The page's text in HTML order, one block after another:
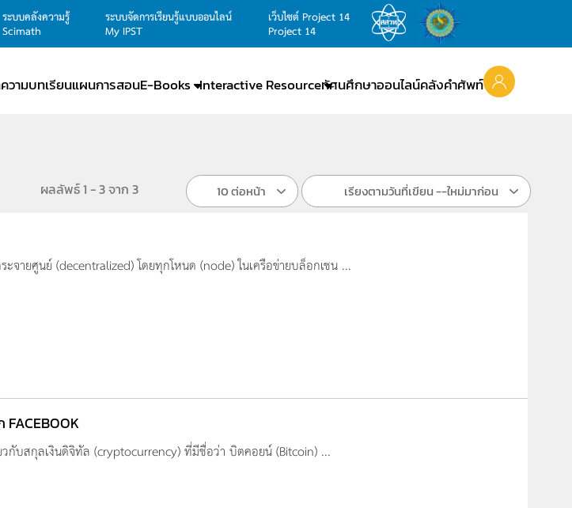
ระบบคลังความรู้
Scimath
ระบบจัดการเรียนรู้แบบออนไลน์
My IPST
เว็บไซต์ Project 14
Project 14
วามบทเรียนแผนการสอนE-Books Interactive Resourceทัศนศึกษาออนไลน์คลังคำศัพท์
ผลลัพธ์ 1 - 3 จาก 3 10 ต่อหน้า เรียงตามวันที่เขียน --ใหม่มาก่อน
ะจายศูนย์ (decentralized) โดยทุกโหนด (node) ในเครือข่ายบล็อกเชน ...
วกับสกุลเงินดิจิทัล (cryptocurrency) ที่มีชื่อว่า บิตคอยน์ (Bitcoin) ...